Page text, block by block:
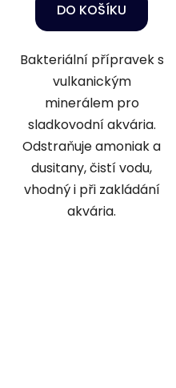
DO KOŠÍKU
Bakteriální přípravek s
vulkanickým
minerálem pro
sladkovodní akvária.
Odstraňuje amoniak a
dusitany, čistí vodu,
vhodný i při zakládání
akvária.